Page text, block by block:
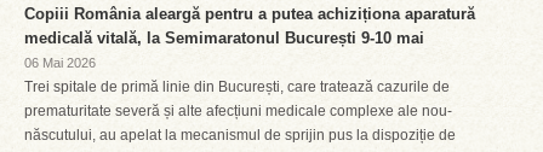
Copiii România aleargă pentru a putea achiziționa aparatură
medicală vitală, la Semimaratonul București 9-10 mai
06 Mai 2026
Trei spitale de primă linie din București, care tratează cazurile de
prematuritate severă și alte afecțiuni medicale complexe ale nou-
născutului, au apelat la mecanismul de sprijin pus la dispoziție de